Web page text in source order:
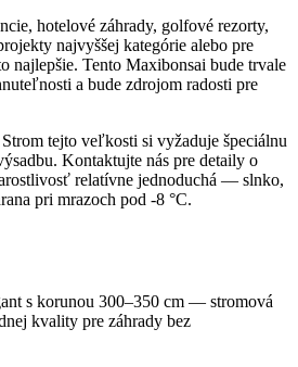
hotelové záhrady, golfové rezorty,
najvyššej kategórie alebo pre
najlepšie. Tento Maxibonsai bude trvale
a bude zdrojom radosti pre
Strom tejto veľkosti si vyžaduje špeciálnu
Kontaktujte nás pre detaily o
relatívne jednoduchá — slnko,
pri mrazoch pod -8 °C.
s korunou 300–350 cm — stromová
kvality pre záhrady bez